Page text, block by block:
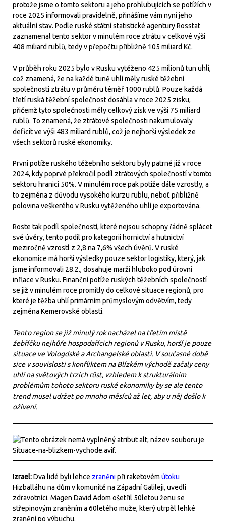
protože jsme o tomto sektoru a jeho prohlubujících se potížích v
roce 2025 informovali pravidelně, přinášíme vám nyní jeho
aktuální stav. Podle ruské státní statistické agentury Rosstat
zaznamenal tento sektor v minulém roce ztrátu v celkové výši
408 miliard rublů, tedy v přepočtu přibližně 105 miliard Kč.
V průběh roku 2025 bylo v Rusku vytěženo 425 milionů tun uhlí,
což znamená, že na každé tuně uhlí měly ruské těžební
společnosti ztrátu v průměru téměř 1000 rublů. Pouze každá
třetí ruská těžební společnost dosáhla v roce 2025 zisku,
přičemž tyto společnosti měly celkový zisk ve výši 75 miliard
rublů. To znamená, že ztrátové společnosti nakumulovaly
deficit ve výši 483 miliard rublů, což je nejhorší výsledek ze
všech sektorů ruské ekonomiky.
Prvni potíže ruského těžebního sektoru byly patrné již v roce
2024, kdy poprvé překročil podíl ztrátových společností v tomto
sektoru hranici 50%. V minulém roce pak potíže dále vzrostly, a
to zejména z důvodu vysokého kurzu rublu, neboť přibližně
polovina veškerého v Rusku vytěženého uhlí je exportována.
Roste tak podíl společností, které nejsou schopny řádně splácet
své úvěry, tento podíl pro kategorii hornictví a hutnictví
meziročně vzrostl z 2,8 na 7,6% všech úvěrů. V ruské
ekonomice má horší výsledky pouze sektor logistiky, který, jak
jsme informovali 28.2., dosahuje marží hluboko pod úrovní
inflace v Rusku. Finanční potíže ruských těžebních společností
se již v minulém roce promítly do celkové situace regionů, pro
které je těžba uhlí primárním průmyslovým odvětvím, tedy
zejména Kemerovské oblasti.
Tento region se již minulý rok nacházel na třetím místě
žebříčku nejhůře hospodařících regionů v Rusku, horší je pouze
situace ve Vologdské a Archangelské oblasti. V současné době
sice v souvislosti s konfliktem na Blízkém východě začaly ceny
uhlí na světových trzích růst, vzhledem k strukturálním
problémům tohoto sektoru ruské ekonomiky by se ale tento
trend musel udržet po mnoho měsíců až let, aby u něj došlo k
oživení.
Izrael:Dva lidé byli lehce zraněnipři raketovém útoku
Hizballáhu na dům v komunitě na Západní Galileji, uvedli
zdravotníci. Magen David Adom ošetřil 50letou ženu se
střepinovým zraněním a 60letého muže, který utrpěl lehké
zranění po výbuchu.